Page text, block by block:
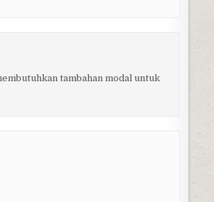
tambahan modal untuk